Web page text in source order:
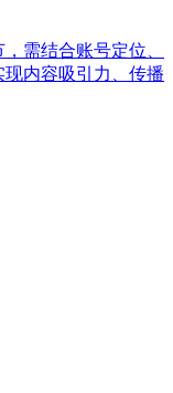
需结合账号定位、
内容吸引力、传播